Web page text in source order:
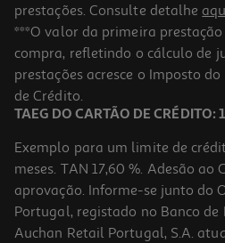
Condicionador Luna Volume 300ml
14.4 €/un
Price reduced from
16,00 €to
14,40 €
Promoção
prestações. Consulte detalhe
***O valor da primeira
compra, refletindo o cálculo de
prestações acresce o Imposto
de Crédito.
TAEG DO CARTÃO DE CRÉDITO:
Exemplo para um limite de
meses. TAN 17,60 %. Adesão ao
aprovação. Informe-se junto do
Portugal, registado no Banco de
Auchan Retail Portugal, S.A.